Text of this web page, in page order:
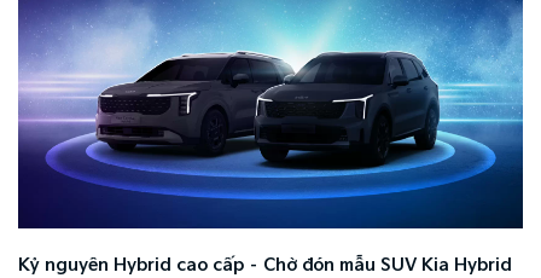
Kỷ nguyên Hybrid cao cấp – Chờ đón mẫu SUV Kia Hybrid